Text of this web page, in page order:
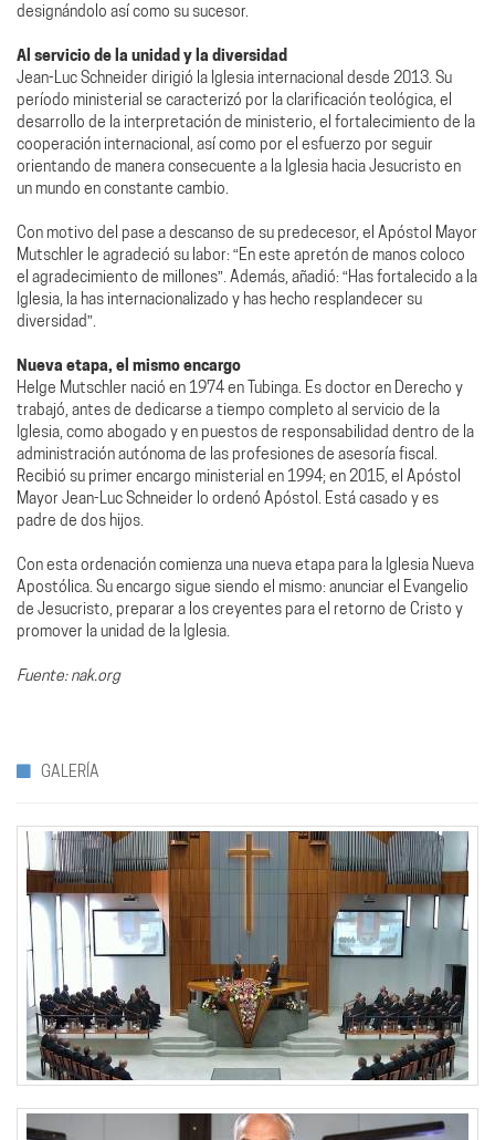
designándolo así como su sucesor.
Al servicio de la unidad y la diversidad
Jean-Luc Schneider dirigió la Iglesia internacional desde 2013. Su
período ministerial se caracterizó por la clarificación teológica, el
desarrollo de la interpretación de ministerio, el fortalecimiento de la
cooperación internacional, así como por el esfuerzo por seguir
orientando de manera consecuente a la Iglesia hacia Jesucristo en
un mundo en constante cambio.
Con motivo del pase a descanso de su predecesor, el Apóstol Mayor
Mutschler le agradeció su labor: “En este apretón de manos coloco
el agradecimiento de millones”. Además, añadió: “Has fortalecido a la
Iglesia, la has internacionalizado y has hecho resplandecer su
diversidad”.
Nueva etapa, el mismo encargo
Helge Mutschler nació en 1974 en Tubinga. Es doctor en Derecho y
trabajó, antes de dedicarse a tiempo completo al servicio de la
Iglesia, como abogado y en puestos de responsabilidad dentro de la
administración autónoma de las profesiones de asesoría fiscal.
Recibió su primer encargo ministerial en 1994; en 2015, el Apóstol
Mayor Jean-Luc Schneider lo ordenó Apóstol. Está casado y es
padre de dos hijos.
Con esta ordenación comienza una nueva etapa para la Iglesia Nueva
Apostólica. Su encargo sigue siendo el mismo: anunciar el Evangelio
de Jesucristo, preparar a los creyentes para el retorno de Cristo y
promover la unidad de la Iglesia.
Fuente: nak.org
GALERÍA